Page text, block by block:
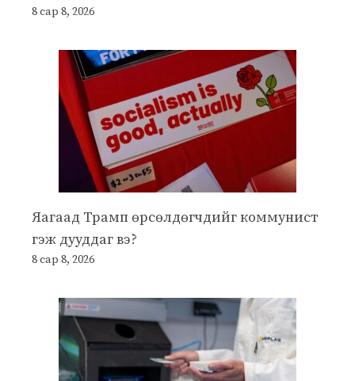
8 сар 8, 2026
Яагаад Трамп өрсөлдөгчдийг коммунист
гэж дууддаг вэ?
8 сар 8, 2026